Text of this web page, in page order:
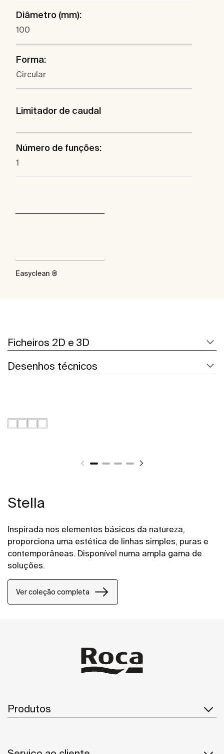
Diâmetro (mm):
100
Forma:
Circular
Limitador de caudal
Número de funções:
1
Easyclean ®
Ficheiros 2D e 3D
Desenhos técnicos
Stella
Inspirada nos elementos básicos da natureza,
proporciona uma estética de linhas simples, puras e
contemporâneas. Disponível numa ampla gama de
soluções.
Ver coleção completa
Produtos